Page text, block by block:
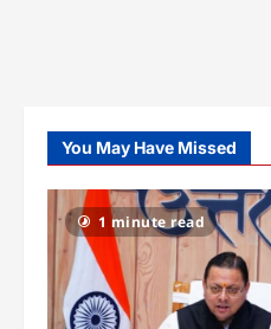
You May Have Missed
1 minute read